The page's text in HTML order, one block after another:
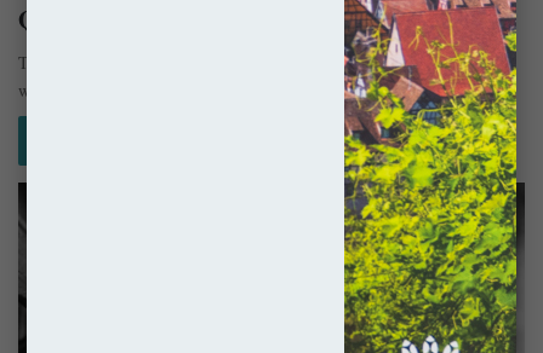
QUIZ: Miasteczka Polski. Jak dobrze je znasz?
Tym razem na tapet bierzemy miasteczka Polski. Sprawdź jak wiele
wiesz na ich temat! Przed Tobą kilka pytań… :) Jeśli…